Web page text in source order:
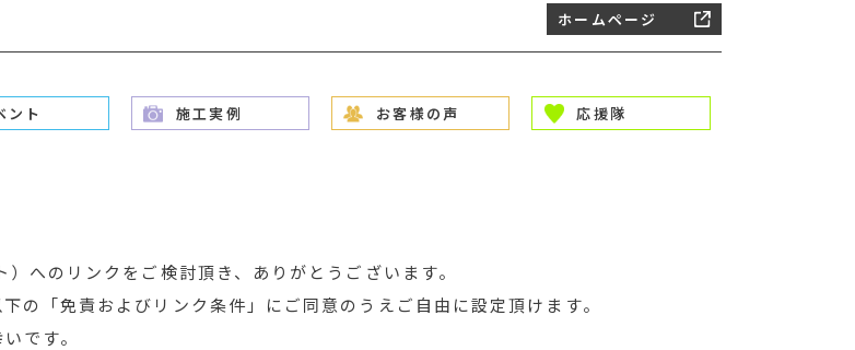
ホームページ
ント 施工実例 お客様の声 応援隊
へのリンクをご検討頂き、ありがとうございます。
の「免責およびリンク条件」にご同意のうえご自由に設定頂けます。
です。